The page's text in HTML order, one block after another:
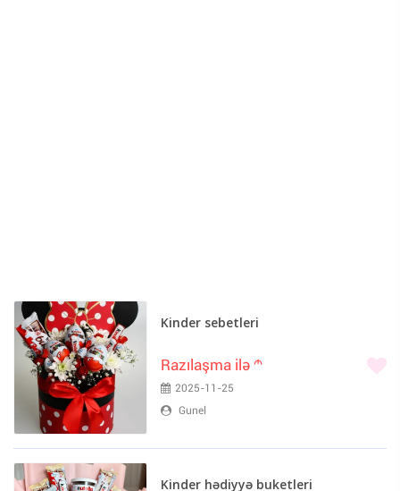
Kinder sebetleri
Razılaşma ilə m
2025-11-25
Gunel
Kinder hədiyyə buketleri